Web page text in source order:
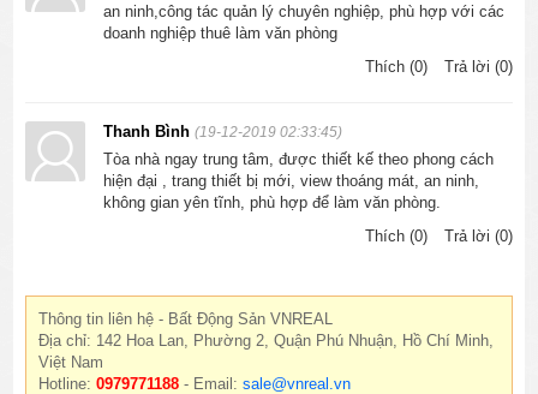
an ninh,công tác quản lý chuyên nghiệp, phù hợp với các
doanh nghiệp thuê làm văn phòng
Thích (0)
Trả lời (0)
Thanh Bình(19-12-2019 02:33:45)
Tòa nhà ngay trung tâm, được thiết kế theo phong cách
hiện đại , trang thiết bị mới, view thoáng mát, an ninh,
không gian yên tĩnh, phù hợp để làm văn phòng.
Thích (0)
Trả lời (0)
Thông tin liên hệ - Bất Động Sản VNREAL
Địa chỉ: 142 Hoa Lan, Phường 2, Quận Phú Nhuận, Hồ Chí Minh,
Việt Nam
Hotline:0979771188 - Email:sale@vnreal.vn